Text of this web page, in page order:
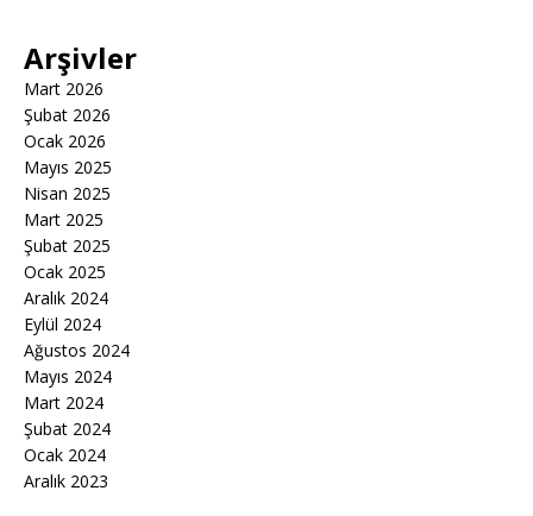
Arşivler
Mart 2026
Şubat 2026
Ocak 2026
Mayıs 2025
Nisan 2025
Mart 2025
Şubat 2025
Ocak 2025
Aralık 2024
Eylül 2024
Ağustos 2024
Mayıs 2024
Mart 2024
Şubat 2024
Ocak 2024
Aralık 2023